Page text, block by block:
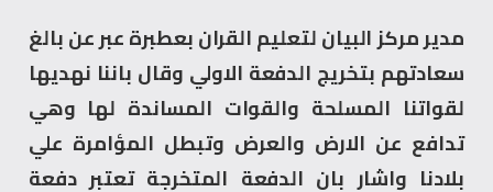
مدير مركز البيان لتعليم القران بعطبرة عبر عن بالغ
سعادتهم بتخريج الدفعة الاولي وقال باننا نهديها
لقواتنا المسلحة والقوات المساندة لها وهي
تدافع عن الارض والعرض وتبطل المؤامرة علي
بلادنا واشار بان الدفعة المتخرجة تعتبر دفعة